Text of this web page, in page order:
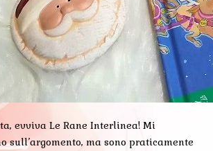
evviva Le Rane Interlinea! Mi
sull’argomento, ma sono praticamente